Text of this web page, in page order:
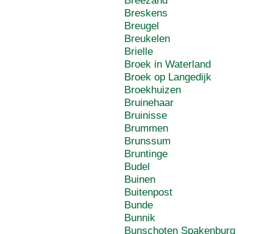
Breskens
Breugel
Breukelen
Brielle
Broek in Waterland
Broek op Langedijk
Broekhuizen
Bruinehaar
Bruinisse
Brummen
Brunssum
Bruntinge
Budel
Buinen
Buitenpost
Bunde
Bunnik
Bunschoten Spakenburg